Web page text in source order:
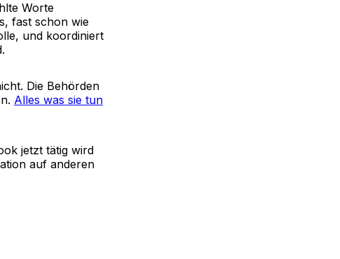
Worte
fast schon wie
und koordiniert
Die Behörden
Alles was sie tun
jetzt tätig wird
auf anderen